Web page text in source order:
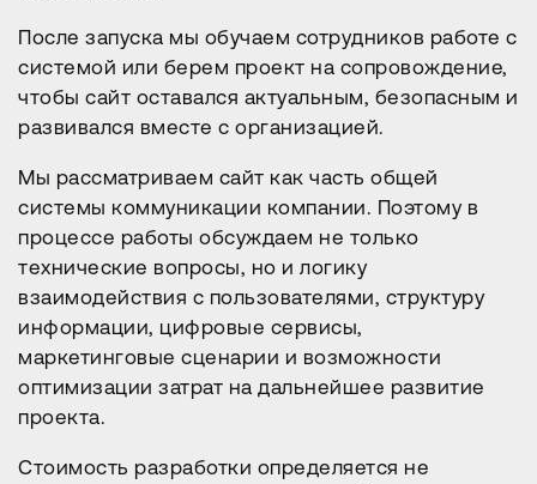
После запуска мы обучаем сотрудников работе с
системой или берем проект на сопровождение,
чтобы сайт оставался актуальным, безопасным и
развивался вместе с организацией.
Мы рассматриваем сайт как часть общей
системы коммуникации компании. Поэтому в
процессе работы обсуждаем не только
технические вопросы, но и логику
взаимодействия с пользователями, структуру
информации, цифровые сервисы,
маркетинговые сценарии и возможности
оптимизации затрат на дальнейшее развитие
проекта.
Стоимость разработки определяется не